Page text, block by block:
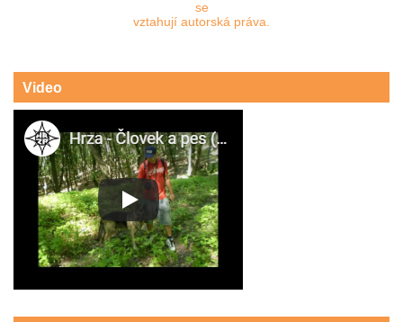
se
vztahují autorská práva.
Video